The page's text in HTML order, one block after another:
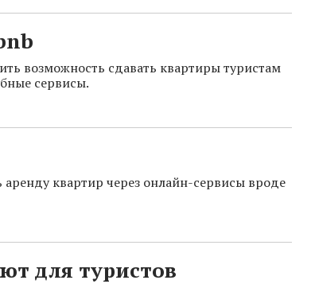
возможность сдавать квартиры туристам
сервисы.
квартир через онлайн-сервисы вроде
для туристов